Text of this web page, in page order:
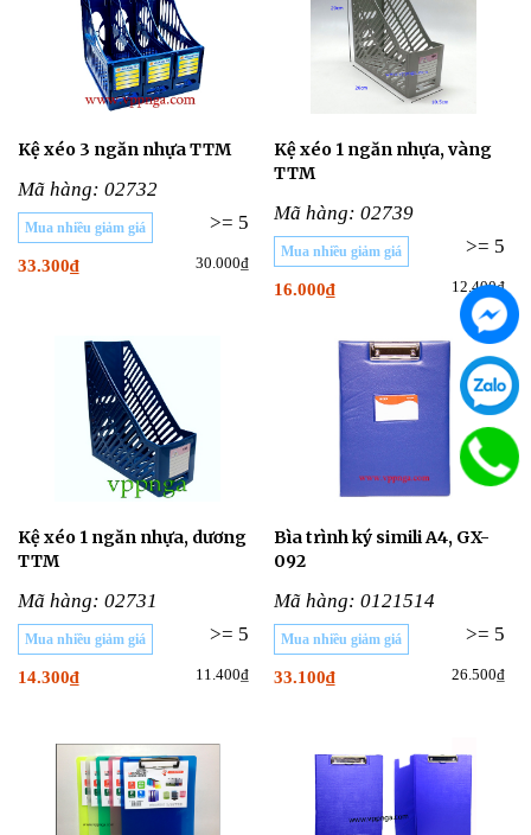
Kệ xéo 3 ngăn nhựa TTM
Mã hàng: 02732
Mua nhiều giảm giá >= 5
33.300₫ 30.000₫
Kệ xéo 1 ngăn nhựa, vàng
TTM
Mã hàng: 02739
Mua nhiều giảm giá >= 5
16.000₫ 12.400₫
Kệ xéo 1 ngăn nhựa, dương
TTM
Mã hàng: 02731
Mua nhiều giảm giá >= 5
14.300₫ 11.400₫
Bìa trình ký simili A4, GX-
092
Mã hàng: 0121514
Mua nhiều giảm giá >= 5
33.100₫ 26.500₫